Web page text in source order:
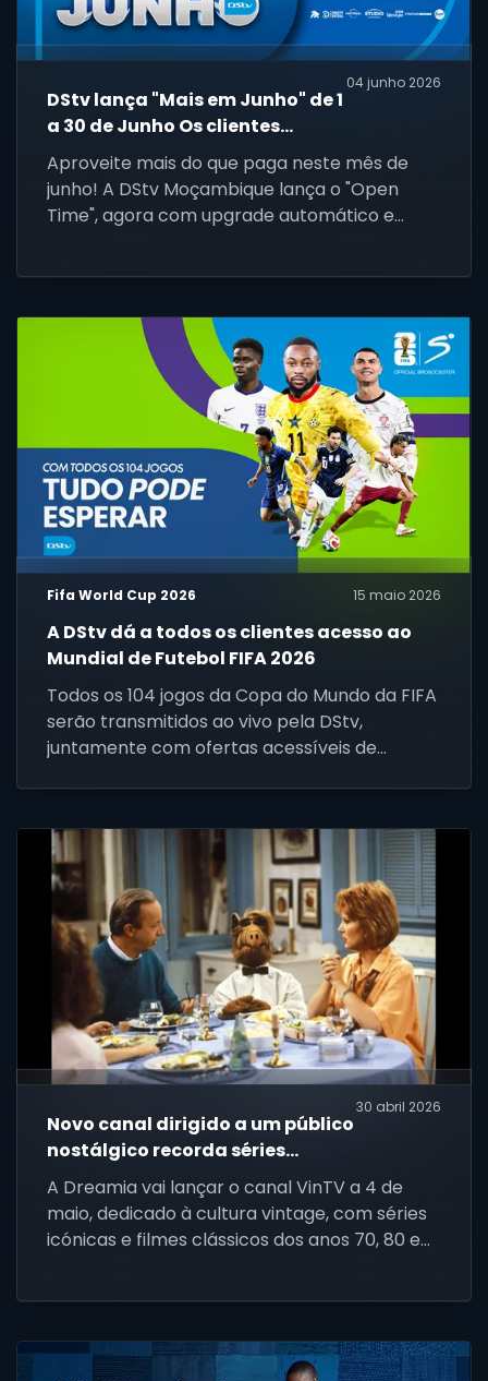
04 junho 2026
DStv lança "Mais em Junho" de 1
a 30 de Junho Os clientes
recebem mais do que pagam
2026
Aproveite mais do que paga neste mês de
junho! A DStv Moçambique lança o "Open
Time", agora com upgrade automático e
Fifa World Cup 2026 15 maio 2026
A DStv dá a todos os clientes acesso ao
Mundial de Futebol FIFA 2026
Todos os 104 jogos da Copa do Mundo da FIFA
serão transmitidos ao vivo pela DStv,
juntamente com ofertas acessíveis de
30 abril 2026
Novo canal dirigido a um público
nostálgico recorda séries
icónicas e êxitos “vintage” como
“Alf” ou “O Justiceiro”
A Dreamia vai lançar o canal VinTV a 4 de
maio, dedicado à cultura vintage, com séries
icónicas e filmes clássicos dos anos 70, 80 e